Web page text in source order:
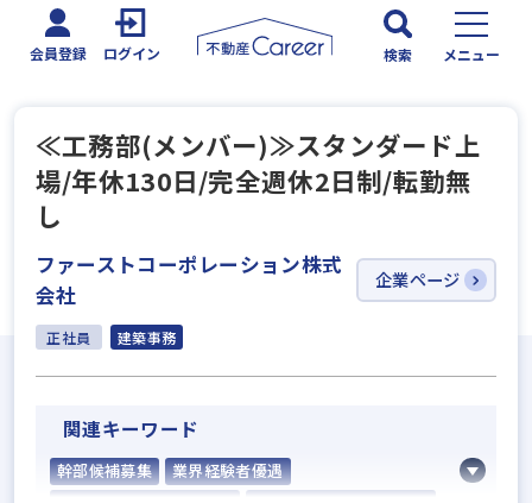
会員登録 ログイン 検索 メニュー
≪工務部(メンバー)≫スタンダード上
場/年休130日/完全週休2日制/転勤無
し
ファーストコーポレーション株式
会社
企業ページ
正社員 建築事務
関連キーワード
幹部候補募集
業界経験者優遇